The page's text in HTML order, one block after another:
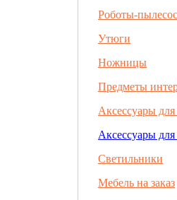
Роботы-
Утюги
Ножницы
Предметы
Аксессуары
Аксессуары
Светильники
Мебель на заказ